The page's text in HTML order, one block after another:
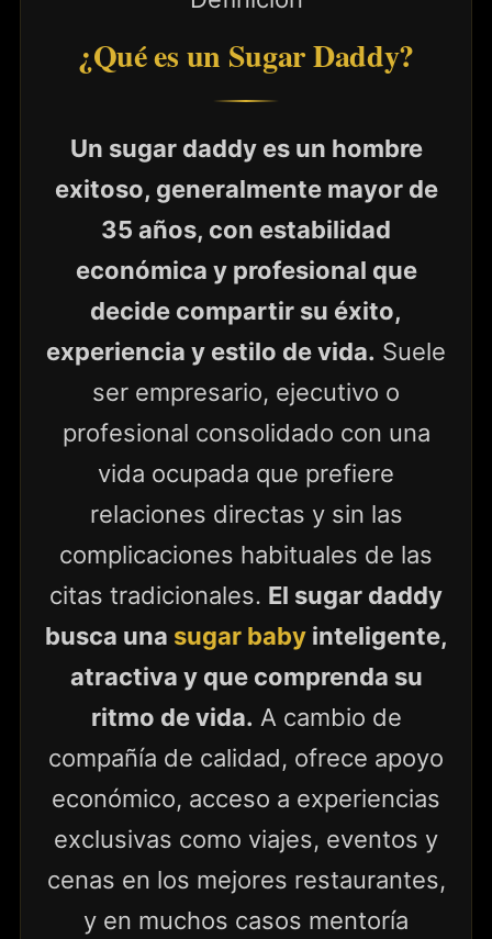
¿Qué es un Sugar Daddy?
Un sugar daddy es un hombre
exitoso, generalmente mayor de
35 años, con estabilidad
económica y profesional que
decide compartir su éxito,
experiencia y estilo de vida. Suele
ser empresario, ejecutivo o
profesional consolidado con una
vida ocupada que prefiere
relaciones directas y sin las
complicaciones habituales de las
citas tradicionales. El sugar daddy
busca una sugar babyinteligente,
atractiva y que comprenda su
ritmo de vida. A cambio de
compañía de calidad, ofrece apoyo
económico, acceso a experiencias
exclusivas como viajes, eventos y
cenas en los mejores restaurantes,
y en muchos casos mentoría